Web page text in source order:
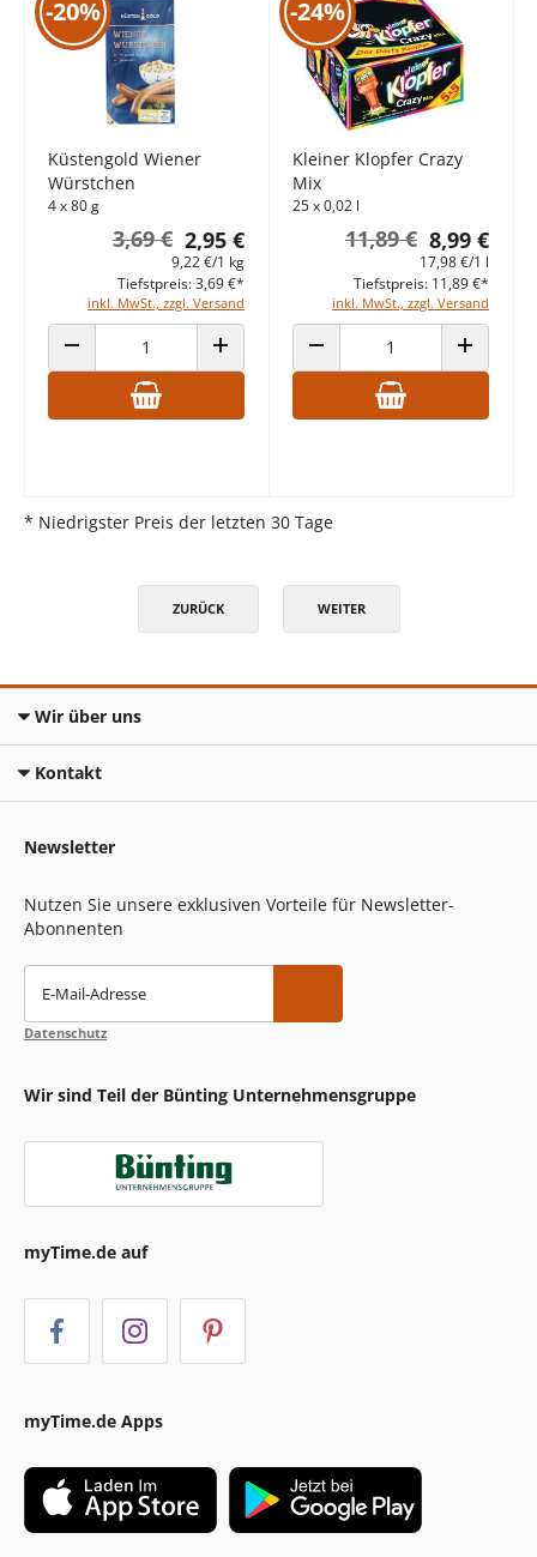
-20%
Küstengold Wiener
Würstchen
4 x 80 g
2,95 €
3,69 €
9,22 €/1 kg
inkl. MwSt., zzgl. Versand
Tiefstpreis: 3,69 €*
ANZAHL VERRINGERN ANZAHL ERHÖHEN
-24%
Kleiner Klopfer Crazy
Mix
25 x 0,02 l
8,99 €
11,89 €
17,98 €/1 l
inkl. MwSt., zzgl. Versand
Tiefstpreis: 11,89 €*
ANZAHL VERRINGERN ANZAHL
* Niedrigster Preis der letzten 30 Tage
ZURÜCK WEITER
Wir über uns
Kontakt
Newsletter
Nutzen Sie unsere exklusiven Vorteile für Newsletter-
Abonnenten
E-Mail-Adresse
Datenschutz
Wir sind Teil der Bünting Unternehmensgruppe
myTime.de auf
myTime.de Apps